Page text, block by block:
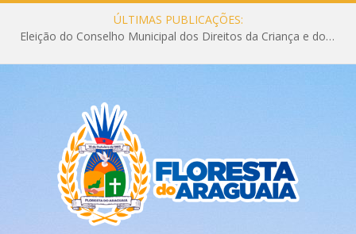
ÚLTIMAS PUBLICAÇÕES:
Eleição do Conselho Municipal dos Direitos da Criança e do Adolescente CMDCA 2026